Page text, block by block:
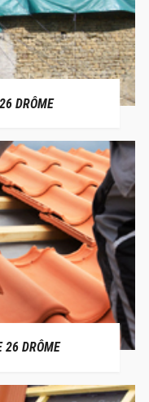
DRÔME
26 DRÔME